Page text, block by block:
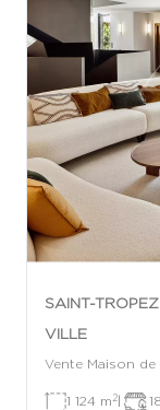
SAINT-
VILLE
Vente Maison de
1 124 m 2|